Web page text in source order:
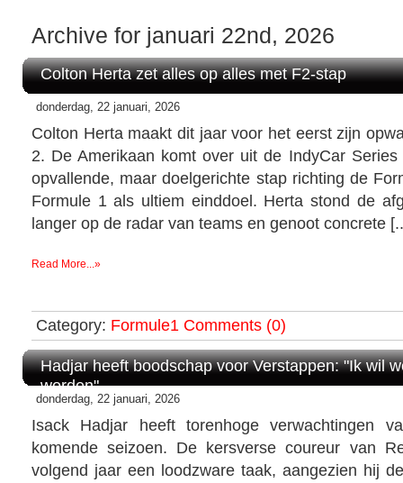
Archive for januari 22nd, 2026
Colton Herta zet alles op alles met F2-stap
donderdag, 22 januari, 2026
Colton Herta maakt dit jaar voor het eerst zijn
2. De Amerikaan komt over uit de IndyCar
opvallende, maar doelgerichte stap richting de
Formule 1 als ultiem einddoel. Herta stond de
langer op de radar van teams en genoot concrete
Read More...»
Category: Formule1 Comments (0)
Hadjar heeft boodschap voor Verstappen: "Ik wil
worden"
donderdag, 22 januari, 2026
Isack Hadjar heeft torenhoge verwachtingen
komende seizoen. De kersverse coureur van
volgend jaar een loodzware taak, aangezien hij